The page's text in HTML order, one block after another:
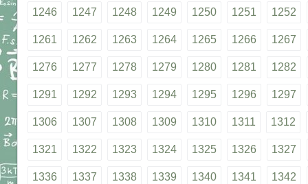
1246 1247 1248 1249 1250 1251 1252
1261 1262 1263 1264 1265 1266 1267
1276 1277 1278 1279 1280 1281 1282
1291 1292 1293 1294 1295 1296 1297
1306 1307 1308 1309 1310 1311 1312
1321 1322 1323 1324 1325 1326 1327
1336 1337 1338 1339 1340 1341 1342